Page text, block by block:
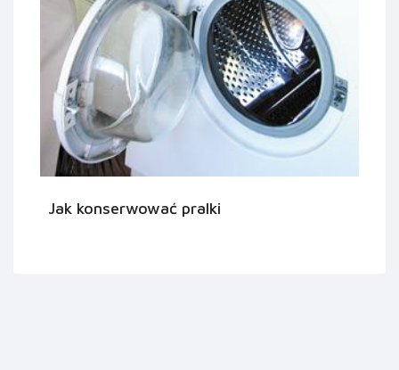
Jak konserwować pralki